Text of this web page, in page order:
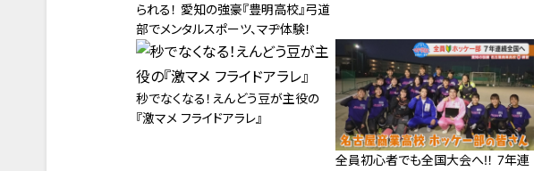
られる！ 愛知の強豪『豊明高校』弓道
部でメンタルスポーツ、マヂ体験！
秒でなくなる！えんどう豆が主役の
『激マメ フライドアラレ』
全員初心者でも全国大会へ!！ 7年連